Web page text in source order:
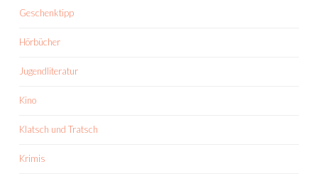
Geschenktipp
Hörbücher
Jugendliteratur
Kino
Klatsch und Tratsch
Krimis